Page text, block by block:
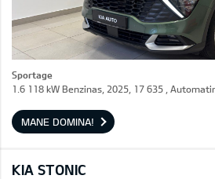
Sportage
1.6 118 kW Benzinas, 2025, 17 635 ,
MANE DOMINA!
KIA STONIC